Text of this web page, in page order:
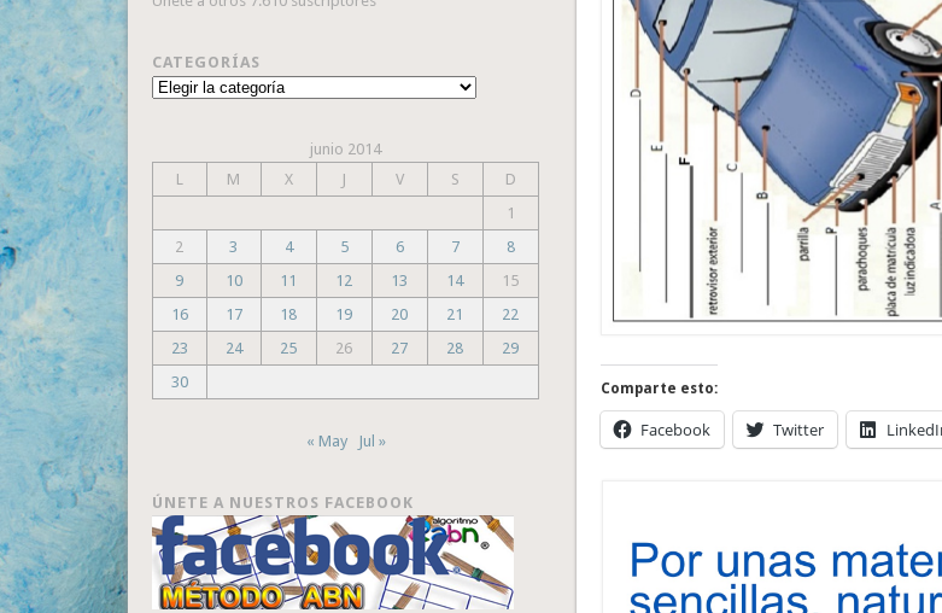
Comparte esto:
Facebook Twitter
CATEGORÍAS
Categorías
junio 2014
L
M X J V S
D
1
2
3 4 5 6 7
8
9
10 11 12 13 14
15
16
17 18 19 20 21
22
23
24 25 26 27 28
29
30
« May Jul »
ÚNETE A NUESTROS FACEBOOK